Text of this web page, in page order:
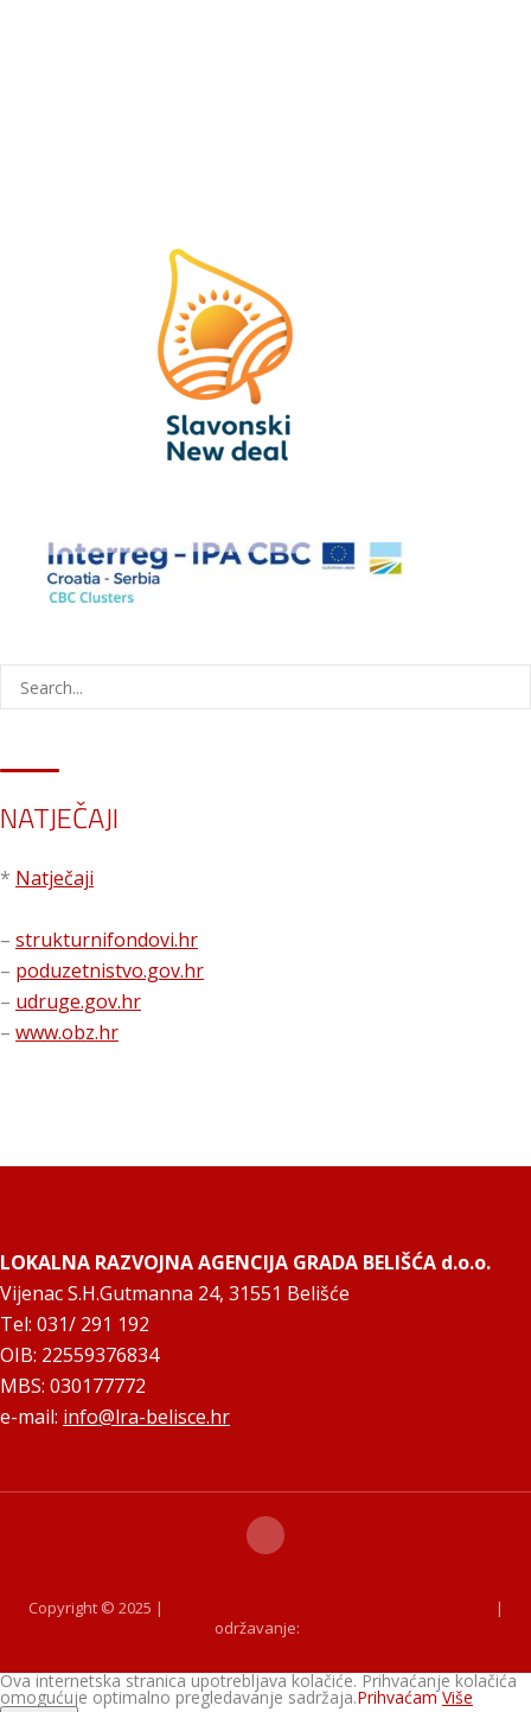
NATJEČAJI
* Natječaji
– strukturnifondovi.hr
– poduzetnistvo.gov.hr
– udruge.gov.hr
– www.obz.hr
LOKALNA RAZVOJNA AGENCIJA GRADA BELIŠĆA d.o.o.
Vijenac S.H.Gutmanna 24, 31551 Belišće
Tel: 031/ 291 192
OIB: 22559376834
MBS: 030177772
e-mail: info@lra-belisce.hr
Copyright © 2025 |
|
održavanje:
Ova internetska stranica upotrebljava kolačiće. Prihvaćanje kolačića
omogućuje optimalno pregledavanje sadržaja.Prihvaćam Više